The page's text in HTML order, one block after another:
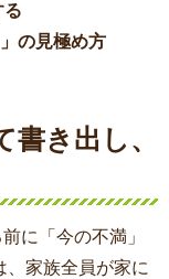
る
の見極め方
き出し、
に「今の不満」
、家族全員が家に